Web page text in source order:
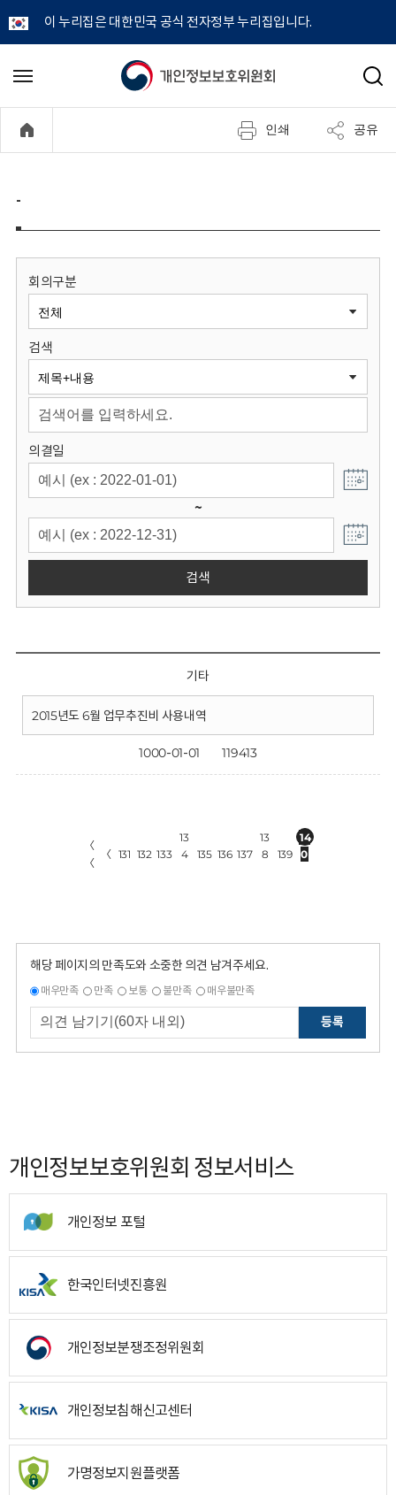
이 누리집은 대한민국 공식 전자정부 누리집입니다.
개
정
보
원
회
메
기
검
인쇄 공유
-
회의구분
검색
의결일
~
검색
기타
2015년도 6월 업무추진비 사용내역
1000-01-01 119413
〈
〈
〈 131 132 133
13
4
135 136 137
13
8
139
14
0
해당 페이지의 만족도와 소중한 의견 남겨주세요.
매우만족 만족 보통 불만족 매우불만족
등록
개인정보보호위원회 정보서비스
개인정보 포털
한국인터넷진흥원
개인정보분쟁조정위원회
개인정보침해신고센터
가명정보지원플랫폼